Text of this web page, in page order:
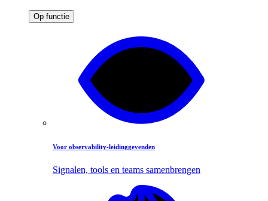
Op functie
Voor observability-leidinggevenden
Signalen, tools en teams samenbrengen